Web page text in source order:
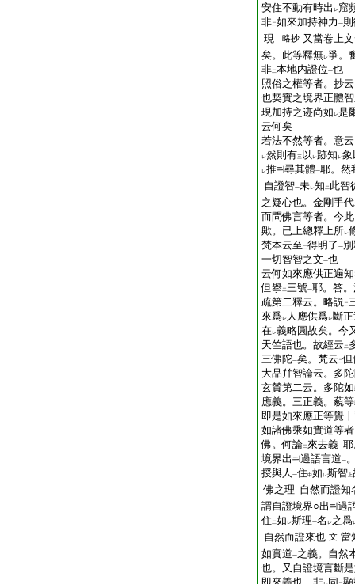
安住不動有時出 レ窟
非二如來加持神力 一
現一 略抄 又當卷上
矣。此等釋無レ爭。
非二本地内證位一也
照俗之權等者。抄
也契實之境界正體
現加持之迹尚如 レ是
云何矣
若法不然等者。意
レ然則有三 以 レ跡知 レ象
レ推 尋其體一耶。然
自證智一未レ知 二 此智
之疑心也。金剛手代
而問佛言等者。今
歟。已上總釋上所レ
梵本云至 二得明了 一
一切智智之文一也
云何如來應供正遍
但擧二三號一耶。答
疏第二釋云。略説二
來爲レ 人應供爲レ斷
在レ義略圓故矣。今
天竺語也。故經云 二
三佛陀一矣。梵云 二
大品幷智論云。多
玄賛第二云。多陀
應義。三正義。藐
即是如來應正等覺
如諸佛乘如實道等
佛。何論二來去義一
境界出
過語言道一
授與人 一住中如 レ斯智 上
佛之理一自然而證知
謂自證境界○出
過
住 二如 レ斯理一名 レ之爲
自然而證來也 文 當
如實道一之義。自然
也。又自證境言斷